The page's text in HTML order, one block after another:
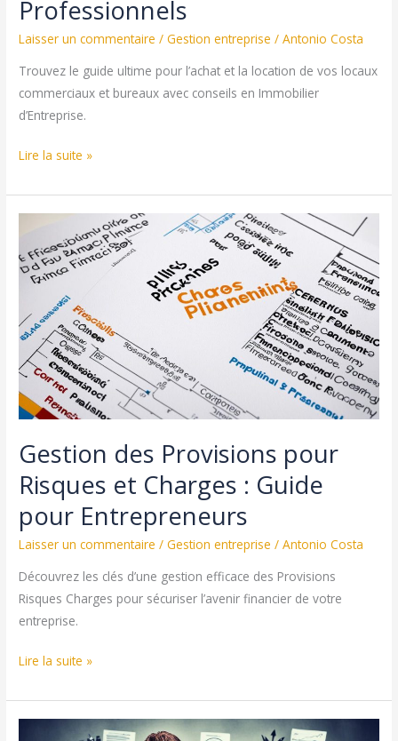
Professionnels
Laisser un commentaire /Gestion entreprise /Antonio Costa
Trouvez le guide ultime pour l’achat et la location de vos locaux
commerciaux et bureaux avec conseils en Immobilier
d’Entreprise.
Immobilier
:
d’Achat
et
Location
de
Locaux
Professionnels
Lire la suite »
Gestion des Provisions pour
Risques et Charges : Guide
pour Entrepreneurs
Laisser un commentaire /Gestion entreprise /Antonio Costa
Découvrez les clés d’une gestion efficace des Provisions
Risques Charges pour sécuriser l’avenir financier de votre
entreprise.
Gestion
Provisions
Lire la suite »